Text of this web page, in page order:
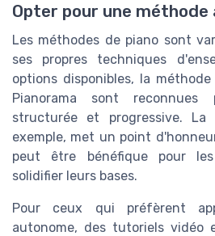
Opter pour une méthode
Les méthodes de piano sont
ses propres techniques
options disponibles, la
Pianorama sont reconnues
structurée et progressive.
exemple, met un point
peut être bénéfique pour
solidifier leurs bases.
Pour ceux qui préfèrent
autonome, des tutoriels vidéo